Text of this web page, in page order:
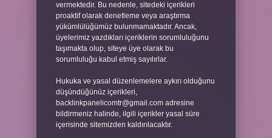
vermektedir. Bu nedenle, sitedeki içerikleri
proaktif olarak denetleme veya araştırma
yükümlülüğümüz bulunmamaktadır. Ancak,
üyelerimiz yazdıkları içeriklerin sorumluluğunu
taşımakta olup, siteye üye olarak bu
sorumluluğu kabul etmiş sayılırlar.
Hukuka ve yasal düzenlemelere aykırı olduğunu
düşündüğünüz içerikleri,
backlinkpanelicomtr@gmail.com adresine
bildirmeniz halinde, ilgili içerikler yasal süre
içerisinde sitemizden kaldırılacaktır.